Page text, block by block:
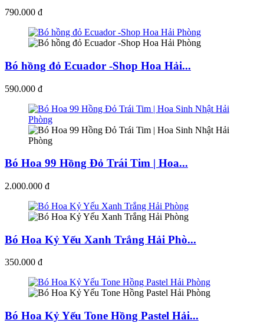
790.000 đ
Bó hồng đỏ Ecuador -Shop Hoa Hải...
590.000 đ
Bó Hoa 99 Hồng Đỏ Trái Tim | Hoa...
2.000.000 đ
Bó Hoa Kỷ Yếu Xanh Trắng Hải Phò...
350.000 đ
Bó Hoa Kỷ Yếu Tone Hồng Pastel Hải...